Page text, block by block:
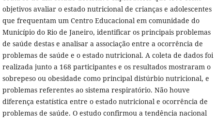
objetivos avaliar o estado nutricional de crianças e adolescentes
que frequentam um Centro Educacional em comunidade do
Município do Rio de Janeiro, identificar os principais problemas
de saúde destas e analisar a associação entre a ocorrência de
problemas de saúde e o estado nutricional. A coleta de dados foi
realizada junto a 168 participantes e os resultados mostraram o
sobrepeso ou obesidade como principal distúrbio nutricional, e
problemas referentes ao sistema respiratório. Não houve
diferença estatística entre o estado nutricional e ocorrência de
problemas de saúde. O estudo confirmou a tendência nacional